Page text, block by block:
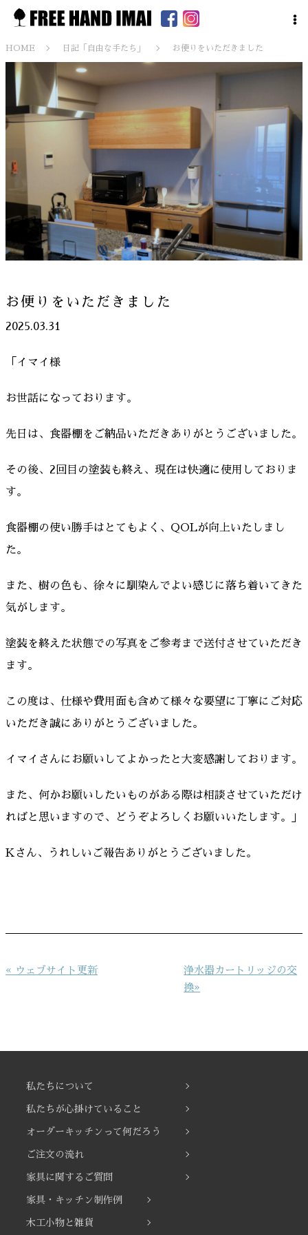
HOME 日記「自由な手たち」 お便りをいただきました
お便りをいただきました
2025.03.31
「イマイ様
お世話になっております。
先日は、食器棚をご納品いただきありがとうございました。
その後、2回目の塗装も終え、現在は快適に使用しておりま
す。
食器棚の使い勝手はとてもよく、QOLが向上いたしまし
た。
また、樹の色も、徐々に馴染んでよい感じに落ち着いてきた
気がします。
塗装を終えた状態での写真をご参考まで送付させていただき
ます。
この度は、仕様や費用面も含めて様々な要望に丁寧にご対応
いただき誠にありがとうございました。
イマイさんにお願いしてよかったと大変感謝しております。
また、何かお願いしたいものがある際は相談させていただけ
ればと思いますので、どうぞよろしくお願いいたします。」
Kさん、うれしいご報告ありがとうございました。
投
« ウェブサイト更新
浄水器カートリッジの交
換»
私たちについて
私たちが心掛けていること
オーダーキッチンって何だろう
ご注文の流れ
家具に関するご質問
家具・キッチン制作例
木工小物と雑貨